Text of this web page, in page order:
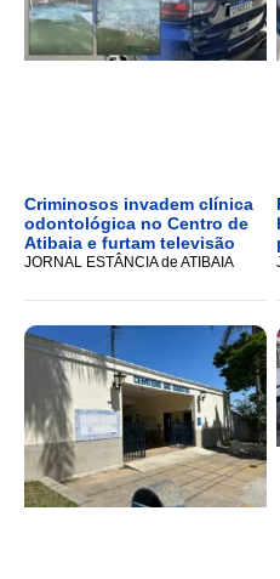
Criminosos invadem clínica
odontológica no Centro de
Atibaia e furtam televisão
JORNAL ESTÂNCIA de ATIBAIA